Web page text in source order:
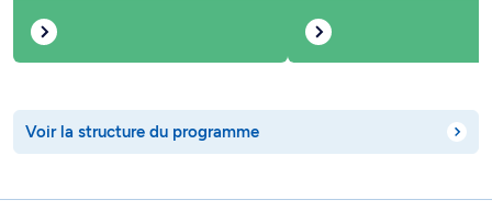
Voir la structure du programme